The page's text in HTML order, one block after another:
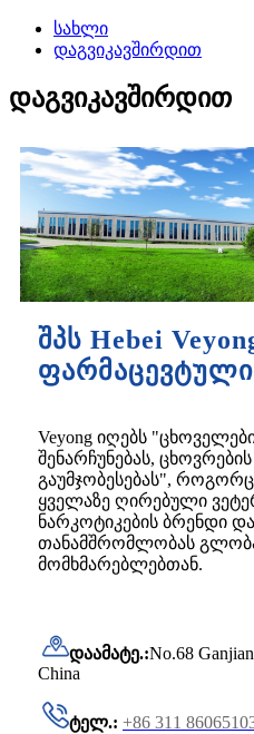
სახლი
დაგვიკავშირდით
დაგვიკავშირდით
შპს Hebei
ფარმაცევტული
Veyong იღებს
შენარჩუნებას,
გაუმჯობესებას",
ყველაზე ღირებული
ნარკოტიკების ბრენდი
თანამშრომლობას
მომხმარებლებთან.
დაამატე.:No.68
China
ტელ.: +86 311